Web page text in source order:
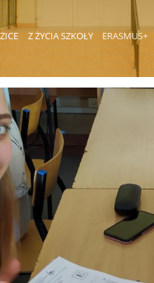
Z ŻYCIA SZKOŁY ERASMUS+